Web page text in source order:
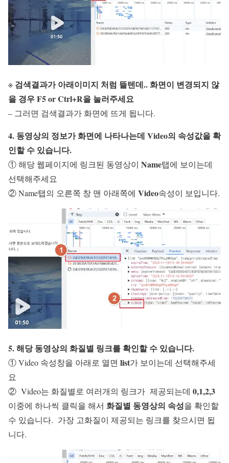
※ 검색결과가 아래이미지 처럼 뜰텐데.. 화면이 변경되지 않
을 경우F5orCtrl+R을 눌러주세요
– 그러면 검색결과가 화면에 뜨게 됩니다.
4. 동영상의 정보가 화면에 나타나는데 Video의 속성값을 확
인할 수 있습니다.
① 해당 웹페이지에 링크된 동영상이 Name탭에 보이는데
선택해주세요
② Name탭의 오른쪽 창 맨 아래쪽에 Video속성이 보입니다.
5. 해당 동영상의 화질별 링크를 확인할 수 있습니다.
① Video 속성창을 아래로 열면 list가 보이는데 선택해주세
요
② Video는 화질별로 여러개의 링크가 제공되는데 0,1,2,3
이중에 하나씩 클릭을 해서 화질별 동영상의 속성을 확인할
수 있습니다. 가장 고화질이 제공되는 링크를 찾으시면 됩
니다.